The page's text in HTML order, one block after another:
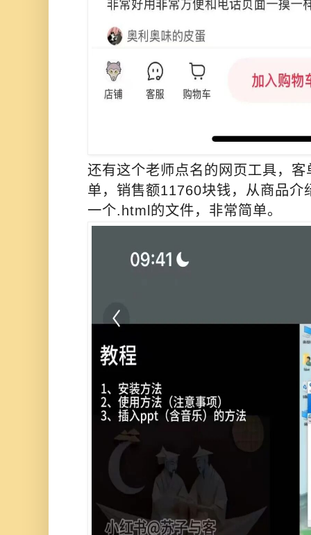
还有这个老师点名的网页工具，
单，销售额11760块钱，从商品介
一个.html的文件，非常简单。